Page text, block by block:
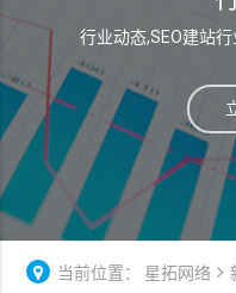
行业动态,SEO建站
当前位置： 星拓网络